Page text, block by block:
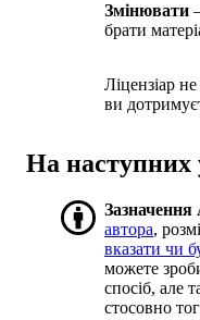
Змінювати
брати
Ліцензіар
ви
На наступних
Зазначення
автора,
вказати чи
можете
спосіб, але
стосовно